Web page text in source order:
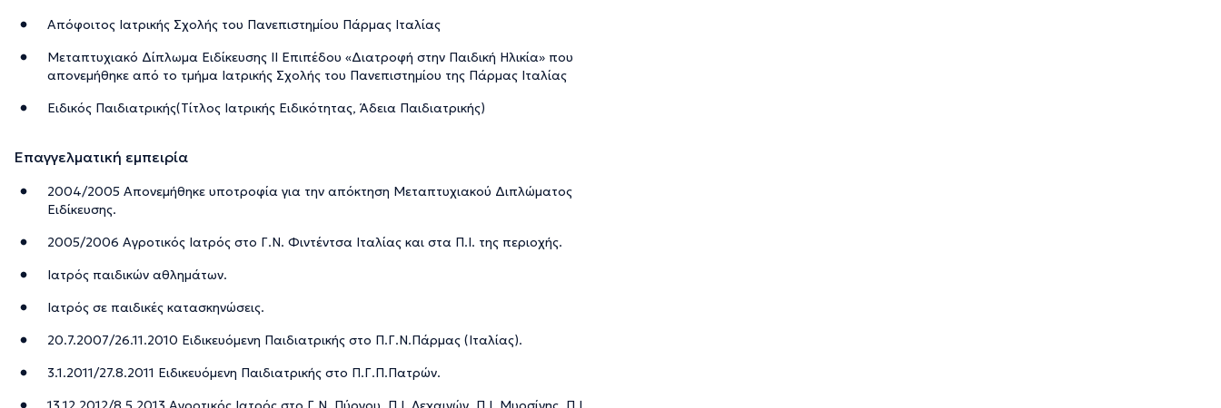
Απόφοιτος Ιατρικής Σχολής του Πανεπιστημίου Πάρμας Ιταλίας
Μεταπτυχιακό Δίπλωμα Ειδίκευσης ΙΙ Επιπέδου «Διατροφή στην Παιδική Ηλικία» που
απονεμήθηκε από το τμήμα Ιατρικής Σχολής του Πανεπιστημίου της Πάρμας Ιταλίας
Ειδικός Παιδιατρικής(Τίτλος Ιατρικής Ειδικότητας, Άδεια Παιδιατρικής)
Επαγγελματική εμπειρία
2004/2005 Απονεμήθηκε υποτροφία για την απόκτηση Μεταπτυχιακού Διπλώματος
Ειδίκευσης.
2005/2006 Αγροτικός Ιατρός στο Γ.Ν. Φιντέντσα Ιταλίας και στα Π.Ι. της περιοχής.
Ιατρός παιδικών αθλημάτων.
Ιατρός σε παιδικές κατασκηνώσεις.
20.7.2007/26.11.2010 Ειδικευόμενη Παιδιατρικής στο Π.Γ.Ν.Πάρμας (Ιταλίας).
3.1.2011/27.8.2011 Ειδικευόμενη Παιδιατρικής στο Π.Γ.Π.Πατρών.